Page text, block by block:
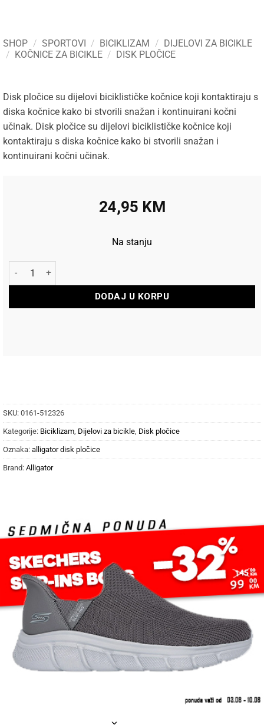
SHOP / SPORTOVI / BICIKLIZAM / DIJELOVI ZA BICIKLE
/ KOČNICE ZA BICIKLE / DISK PLOČICE
Disk pločice su dijelovi biciklističke kočnice koji kontaktiraju s
diska kočnice kako bi stvorili snažan i kontinuirani kočni
učinak. Disk pločice su dijelovi biciklističke kočnice koji
kontaktiraju s diska kočnice kako bi stvorili snažan i
kontinuirani kočni učinak.
24,95 KM
Na stanju
Disk pločice Alligator SM Hope C2 0161 količina
DODAJ U KORPU
SKU: 0161-512326
Kategorije: Biciklizam Dijelovi za bicikle Disk pločice
Oznaka: alligator disk pločice
Brand: Alligator